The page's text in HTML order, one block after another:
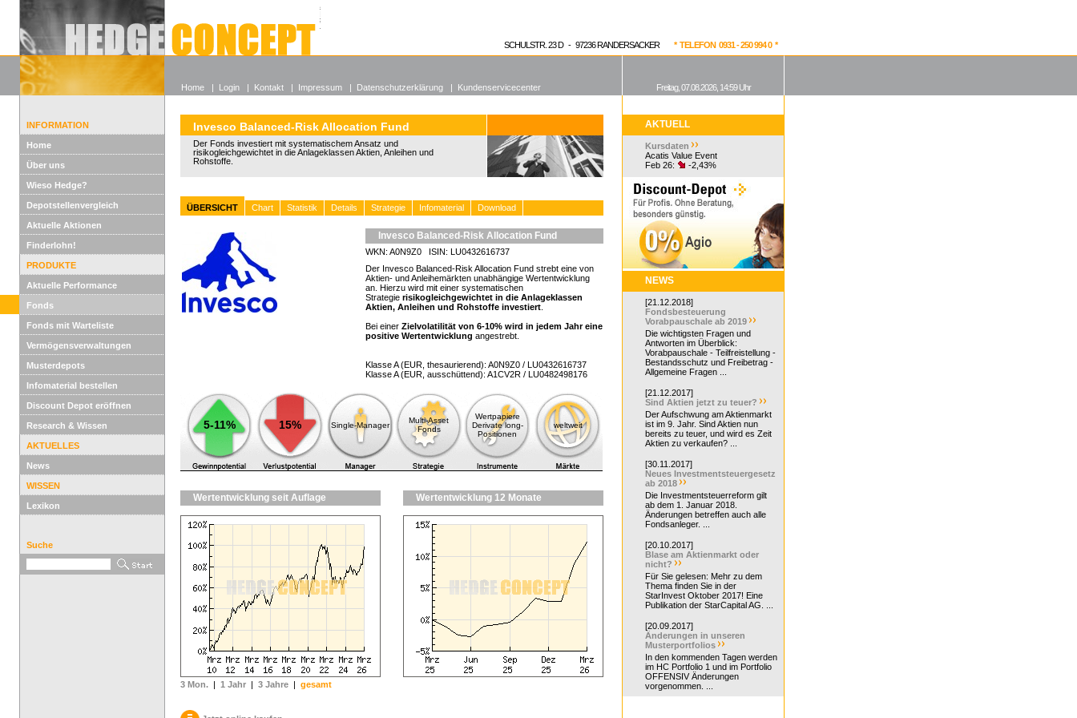
Alle offenen Fonds
Wieso Hedgefonds?
SCHULSTR. 23 D - 97236 RANDERSACKER * TELEFON 0931 - 250 994 0 *
INFORMATION
Home
Über uns
Wieso Hedge?
Depotstellenvergleich
Aktuelle Aktionen
Finderlohn!
PRODUKTE
Aktuelle Performance
Fonds
Fonds mit Warteliste
Vermögensverwaltungen
Musterdepots
Infomaterial bestellen
Discount Depot eröffnen
Research & Wissen
AKTUELLES
News
WISSEN
Lexikon
Suche
Invesco Balanced-Risk Allocation Fund
Der Fonds investiert mit systematischem Ansatz und
risikogleichgewichtet in die Anlageklassen Aktien, Anleihen und
Rohstoffe.
ÜBERSICHT Chart Statistik Details Strategie Infomaterial Download
Invesco Balanced-Risk Allocation Fund
WKN: A0N9Z0 ISIN: LU0432616737
Der Invesco Balanced-Risk Allocation Fund strebt eine von
Aktien- und Anleihemärkten unabhängige Wertentwicklung
an. Hierzu wird mit einer systematischen
Strategie risikogleichgewichtet in die Anlageklassen
Aktien, Anleihen und Rohstoffe investiert
Bei einer Zielvolatilität von 6-10% wird in jedem Jahr eine
positive Wertentwicklung angestrebt.
Klasse A (EUR, thesaurierend): A0N9Z0 / LU0432616737
Klasse A (EUR, ausschüttend): A1CV2R / LU0482498176
5-11% 15% Single-Manager
Multi-Asset
Fonds
Wertpapiere
Derivate long-
Positionen
weltweit
Wertentwicklung seit Auflage
3 Mon. | 1 Jahr | 3 Jahre | gesamt
Wertentwicklung 12 Monate
AKTUELL
Kursdaten
Acatis Value Event
Feb 26:
-2,43%
NEWS
[21.12.2018]
Fondsbesteuerung
Vorabpauschale ab 2019
Die wichtigsten Fragen und
Antworten im Überblick:
Vorabpauschale - Teilfreistellung -
Bestandsschutz und Freibetrag -
Allgemeine Fragen ...
[21.12.2017]
Sind Aktien jetzt zu teuer?
Der Aufschwung am Aktienmarkt
ist im 9. Jahr. Sind Aktien nun
bereits zu teuer, und wird es Zeit
Aktien zu verkaufen? ...
[30.11.2017]
Neues Investmentsteuergesetz
ab 2018
Die Investmentsteuerreform gilt
ab dem 1. Januar 2018.
Änderungen betreffen auch alle
Fondsanleger. ...
[20.10.2017]
Blase am Aktienmarkt oder
nicht?
Für Sie gelesen: Mehr zu dem
Thema finden Sie in der
StarInvest Oktober 2017! Eine
Publikation der StarCapital AG. ...
[20.09.2017]
Änderungen in unseren
Musterportfolios
In den kommenden Tagen werden
im HC Portfolio 1 und im Portfolio
OFFENSIV Änderungen
vorgenommen. ...
Home | Login | Kontakt | Impressum | Datenschutzerklärung | Kundenservicecenter Freitag, 07.08.2026, 14:59 Uhr